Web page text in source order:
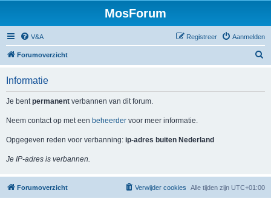
MosForum
V&A Aanmelden
Registreer
Forumoverzicht
Informatie
Je bentpermanent verbannen van dit forum.
Neem contact op met een beheerder voor meer informatie.
Opgegeven reden voor verbanning: ip-adres buiten Nederland
Je IP-adres is verbannen.
Forumoverzicht Alle tijden zijn UTC+01:00
Verwijder cookies